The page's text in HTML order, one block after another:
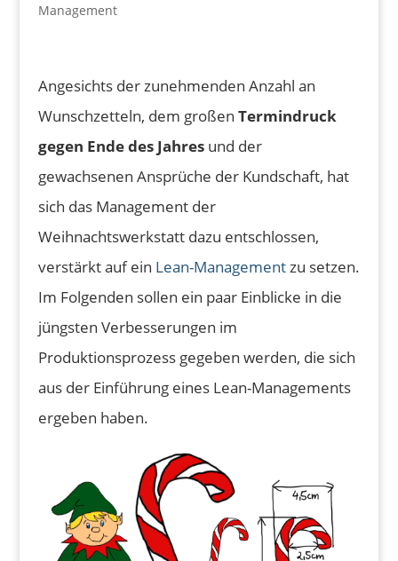
Management
Angesichts der zunehmenden Anzahl an
Wunschzetteln, dem großen Termindruck
gegen Ende des Jahresund der
gewachsenen Ansprüche der Kundschaft, hat
sich das Management der
Weihnachtswerkstatt dazu entschlossen,
verstärkt auf ein Lean-Managementzu setzen.
Im Folgenden sollen ein paar Einblicke in die
jüngsten Verbesserungen im
Produktionsprozess gegeben werden, die sich
aus der Einführung eines Lean-Managements
ergeben haben.